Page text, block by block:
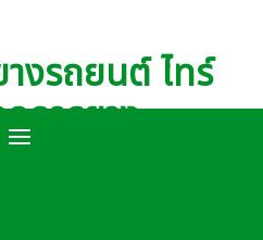
งรถยนต์ ไทร์
การยาง